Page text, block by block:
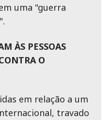
uma "guerra
ÀS PESSOAS
O
em relação a um
travado